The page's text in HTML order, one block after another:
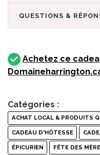
QUESTIONS &
Achetez ce
Catégories :
ACHAT LOCAL & PRODUITS
CADEAU D'HÔTESSE
ÉPICURIEN FÊTE DES